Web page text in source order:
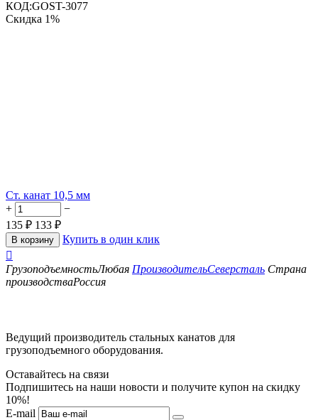
КОД:GOST-3077
Скидка 1%
Ст. канат 10,5 мм
+
−
135 ₽ 133 ₽
В корзину
Купить в один клик

ГрузоподъемностьЛюбая ПроизводительСеверсталь Страна
производстваРоссия
Ведущий производитель стальных канатов для
грузоподъемного оборудования.
Оставайтесь на связи
Подпишитесь на наши новости и получите купон на скидку
10%!
E-mail